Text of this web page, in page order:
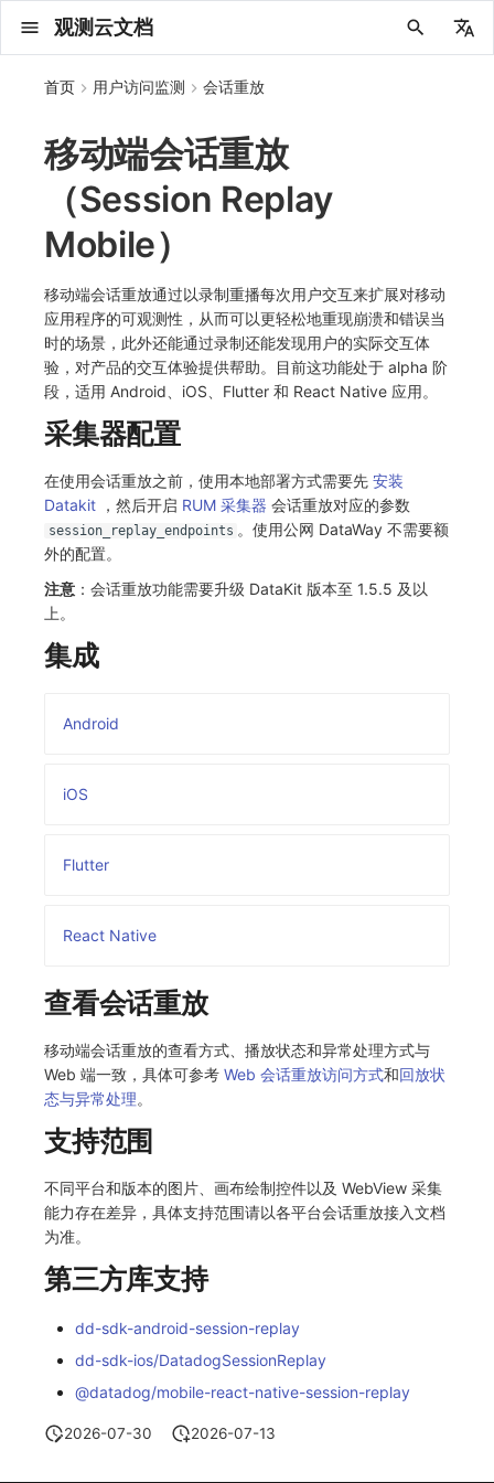
观测云文档
2025 年
2023 年
2022 年
2021 年
2020 年
2019 年
概念先解
客户价值
注册免费版
注册商业版
从官网注册商业版
从云厂商注册商业版
版本区分
常见问题
安装并使用 DataKit 在 Linux 上安装
在 Windows 上安装
在 Kubernetes 上安装
以 Kubernetes helm 方式安装
Docker 安装
快速创建仪表板
开始使用监控器
开启 APM 链路追踪
更新日志 2025
2021~2024
DataKit 安装
主机安装
容器安装
离线安装
DataKit 使用
服务管理
状态查看
DQL 查询
其它命令
故障排查
性能展示
DataKit 配置
主配置
采集器配置
代理配置
DataKit Operator
其它配置方式
DataKit 开发手册
HTTP API
文档撰写
DQL 查询入口
DQL 函数
高级函数
DBSCAN
本地 Func 如何上报自定义高级函数
DQL VS 其它查询语言
PromQL 快速上手
管理 Pipelines
Pipeline 手册
快速开始
基础和原理
内置函数
附加功能
性能基准和优化
仪表板 列表管理
页面管理
可视化图表
图表类型
图表配置
图表 JSON
图表链接
事件关联
视图变量
变量查询
对象映射
查看器
快速搭建
列表管理
内置视图
绑定内置视图
常见问题
创建/编辑笔记
Chart Block 配置说明
所有事件
未恢复事件
变更事件
智能监控事件
事件详情
常见问题
创建错误投递规则
错误列表
错误规则详情
常见问题
创建 Issue
管理 Issue
分析看板
配置管理
等级定义
Issue 发现
故障列表
故障详情
故障分析看板
配置管理
等级定义
等级映射
故障聚合规则
Webhook配置
常见问题
类型
分析看板
数据库
总览
拓扑
设备
网络路径
资源目录
数据上报
常见问题
新建实体对象
实体列表
实体详情
实体类型管理
全景拓扑图
指标采集
指标分析
指标管理
生成指标
常见问题
日志采集
浏览器日志采集
小程序日志采集
日志查看器
日志列表
日志详情
BPF 网络日志
错误追踪
日志索引
原生直写索引
跨工作空间索引查询
常见问题
数据采集 关联 Web 应用访问
配置应用性能监测采样
性能指标
服务拓扑
分析看板
手动安装
自动注入
错误追踪
Profiling
Web 应用接入
前端框架插件接入
SSR 框架下接入
Electron 应用接入
采集数据说明
采样配置
用户操作 Action
自定义数据与事件
用户标识
全局 Context
上报自定义 Error
自定义 View
WebSocket 长连接采集
更新日志
更新日志
应用接入
远程配置与强制采样
基于 Uniapp 开发框架的小程序接入
应用数据采集
自定义用户访问监测 SDK 采集数据内容
自定义用户标识
自定义添加额外的数据TAG
自定义添加 Error
更新日志
快速开始
应用接入
配置说明
SDK 初始化
RUM 配置
Trace 配置
高级场景
自定义标签
自定义采集规则
WebView 监测
动态配置与动态更新地址
符号文件上传
Content Provider 设置
手动兼容接入
应用数据采集
故障排查
更新日志
迁移指南
快速开始
应用接入
配置说明
SDK 初始化
RUM 配置
Trace 配置
高级场景
自定义标签使用
数据采集自定义规则
URLSession 自定义 Network 采集
动态配置与动态更新地址
符号文件上传
WebView 数据监测
tvOS 数据采集
应用数据采集
故障排查
更新日志
快速开始
应用接入
配置说明
SDK 初始化
RUM 配置
Trace 配置
高级场景
自定义标签与全局上下文
数据采集脱敏
WebView 数据监测
应用数据采集
故障排查
更新日志
快速开始
应用接入
配置说明
SDK 初始化
RUM 配置
Trace 配置
高级场景
自定义标签使用
数据采集自定义规则
动态配置与动态更新地址
符号文件上传
WebView 数据监测
Android Resource 手动配置
应用数据采集
故障排查
更新日志
快速开始
应用接入
配置说明
SDK 初始化
RUM 配置
Trace 配置
高级场景
自定义标签使用
数据采集自定义规则
WebView 数据监测
原生与 Flutter 混合开发
Publish Package 相关配置
应用数据采集
故障排查
更新日志
快速开始
应用接入
配置说明
SDK 初始化
RUM 配置
Trace 配置
高级场景
小程序 JS SDK 远程配置
自定义标签与 BridgeContext
WebView 数据监测
应用数据采集
故障排查
快速开始
应用接入
配置说明
SDK 初始化
RUM 配置
Trace 配置
高级场景
自定义标签使用
数据采集自定义规则
应用数据采集
故障排查
更新日志
快速开始
应用接入
配置说明
SDK 初始化
RUM 配置
Trace 配置
框架接入
桌面 UI 框架
WebView2
高级场景
隐私与数据脱敏
自定义标签
应用数据采集
故障排查
快速开始
应用接入
配置说明
SDK 初始化
RUM 配置
Trace 配置
高级场景
自定义标签
自定义采集规则
应用数据采集
故障排查
快速开始
应用接入
配置说明
SDK 初始化
RUM 配置
Trace 配置
高级场景
自定义标签使用
数据采集脱敏
故障排查
Session（会话）
View（页面）
Resource（资源）
Action（操作）
Long Task（长任务）
Error（错误）
如何接入会话重放
如何接入 canvas 录制
故障排除
会话热图
漏斗分析
SourceMap 配置
脚本上传 sourcemap
Webpack 上传 sourcemap
Vite 上传 sourcemap
数据拦截与修改
页面性能
内容安全策略
拨测任务 API 拨测
网络路径拨测
浏览器拨测
查看器
自建节点管理
常见问题
新建检测规则 官方检测库
自定义创建
管理检测规则
执行日志
Arbiter
语法
内置函数
数据采集
监控器 官方模板库
检测规则
监控器列表
恢复监控器
运算符
事件等级
自定义事件通知模板
智能监控
应用智能检测
云账单智能监控
Kubernetes 智能检测
日志智能检测
用户访问智能检测
新建 SLO
管理 SLO
静默管理
告警策略
新建告警策略
管理告警策略
通知对象管理
钉钉机器人
企业微信机器人
Webhook 自定义
简单 HTTP 请求
短信
Slack
Teams
常见问题
账号设置
偏好设置
其他设置
空间设置
关键指标
功能菜单
MFA 管理
属性声明
字段管理
全局标签
环境变量
邀请成员
角色管理
权限清单
API Keys 管理
Open API
常见问题
Client Token 管理
新建转发规则
管理转发规则
数据访问
模版库
分享管理
跨工作空间授权
字段展示权限
敏感数据扫描
创建扫描规则
管理扫描规则
实验室
SSO 管理
SAML
OIDC
常见问题
支持中心
Status Page
工单管理
应用列表 新建 Agent 监测应用
新建 LLM 监测应用
分析看板
查看器 搜索
筛选
维度分析
显示列
保存快照
分享快照
Obsy Copilot 可观测分析
数据检索
知识服务
套餐与积分
Agent 管理 Agent 创建
Agent 容器安装
Agent 正向代理配置
技能
MCP 服务
Agent 协作（A2A）
我的任务
自动化
任务接入
用量统计
Agent 版本历史
Obscli
OWL CLI 手动安装
自动安装
工具清单
命令参考
OWL MCP Server
快速开始
工具清单
故障排查
公共请求参数
公共响应结构
接口签名认证
使用限制
请求示例
OpenAPI SDK
公共错误定义
仪表板
仪表板轮播
新版笔记
查看器
内置视图
服务性能
未恢复事件列出
获取事件内容
创建事件
频道
Issue
配置管理
故障中心
故障列表
值班
错误中心
错误中心
错误中心规则
基础设施
基础设施
资源目录
实体列表
拓扑图
聚类查询
索引
数据访问
获取指标集相关信息
聚合生成指标
应用
SourceMap
拨测任务
自建节点管理
监控器
SLO
静默配置
告警策略
通知对象管理
LLM监测
应用
字段管理
全局标签
角色管理
API Key 管理
黑名单
数据访问
敏感数据脱敏
快照管理
列出
新建
删除
取消快照/图表分享
DQL 数据查询
DQL 数据异步查询
DQL 数据查询(旧版)
同组织 Trace 查询
Func 函数
列出
执行外部函数
账单分析
获取账单计费项消费累计
获取账单信息
免登录 Token
生成认证 code
作废认证 code
获取时序趋势图
Func 托管版
云账号管理
AWS
阿里云
腾讯云
Azure
外部数据源
一般图表数据返回
拓扑图数据返回
脚本市场
基础
云同步脚本集
数据存储策略 计费产生逻辑
计费价格明细
企业版
常见问题
费用结算方式 费用中心账号结算
阿里云账号结算
华为云账号结算
常见问题
注册与版本
结算与账单
名词解释
登录方式
账户概览
支持中心
账单管理
账户管理
工作空间管理
常见问题
发布历史 2025 年
2024 年
2022 年
私有化版本说明
产品部署
部署必读
如何申请 License
开始安装
激活产品
DataWay
开始使用
如何开始
升级商业版
管理后台手册
运维手册
部署配置手册
运维FAQ
升级观测云
容量规划
扩展使用
计量数据结构与使用
公共请求参数
公共响应结构
签名认证
前台账号
列出
获取
修改
启用/禁用
删除
管理后台账号
列出
创建
修改
启用/禁用
删除
工作空间成员
列出
添加成员
更换空间拥有者
工作空间
列出
创建
轮换工作空间 Token
修改
批量设置故障 AI 自动分析配置
使用量限制查询
使用量限制更新
工作空间 API Key
新建
获取
列出
删除
批量删除
工作空间内置 API Key
初始化并获取
修改
批量删除
列出
Issue
获取
修改ISSUE
分组管理
列出
创建
管理工作空间
删除
Issue 等级
有效的等级列表
模版-列出
模版-获取模版详情
模版-删除自定义模版
模版-批量删除自定义模版
DQL数据查询
登录映射规则
添加映射配置
修改映射配置
删除映射配置
开关状态设置
获取开关状态信息
标识ID导入
apm 服务列出
service map
DataKit清单
在线 Datakit 列表
关于内置角色的说明
未恢复事件查询
拓扑图图表接口
单位说明
飞书 SSO（OIDC）配置说明
SourceMap 分片上传
部署版跨站点授权
同组织跨工作空间 Trace 查询
观测云商业版订阅协议
观测云专属版订阅协议
观测云免费版订阅协议
观测云 SaaS 服务等级协议
法律声明
数据安全保密协议
数据安全协议
观测云费用中心用户充值协议
观测云费用中心服务协议
观测云移动 SDK 隐私政策
数据处理协议（DPA）
观测云账号注销须知
首页 用户访问监测 会话重放
移动端会话重放
（Session Replay
Mobile）
移动端会话重放通过以录制重播每次用户交互来扩展对移动
应用程序的可观测性，从而可以更轻松地重现崩溃和错误当
时的场景，此外还能通过录制还能发现用户的实际交互体
验，对产品的交互体验提供帮助。目前这功能处于 alpha 阶
段，适用 Android、iOS、Flutter 和 React Native 应用。
采集器配置
在使用会话重放之前，使用本地部署方式需要先 安装
Datakit ，然后开启 RUM 采集器 会话重放对应的参数
session_replay_endpoints 。使用公网 DataWay 不需要额
外的配置。
注意 ：会话重放功能需要升级 DataKit 版本至 1.5.5 及以
上。
集成
Android
iOS
Flutter
React Native
查看会话重放
移动端会话重放的查看方式、播放状态和异常处理方式与
Web 端一致，具体可参考 Web 会话重放访问方式和回放状
态与异常处理。
支持范围
不同平台和版本的图片、画布绘制控件以及 WebView 采集
能力存在差异，具体支持范围请以各平台会话重放接入文档
为准。
第三方库支持
dd-sdk-android-session-replay
dd-sdk-ios/DatadogSessionReplay
@datadog/mobile-react-native-session-replay
2026-07-30 2026-07-13